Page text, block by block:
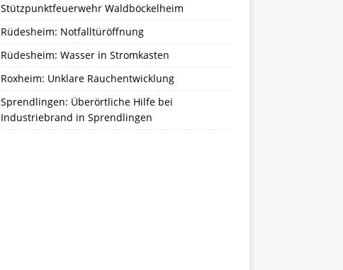
Stützpunktfeuerwehr Waldböckelheim
Rüdesheim: Notfalltüröffnung
Rüdesheim: Wasser in Stromkasten
Roxheim: Unklare Rauchentwicklung
Sprendlingen: Überörtliche Hilfe bei
Industriebrand in Sprendlingen